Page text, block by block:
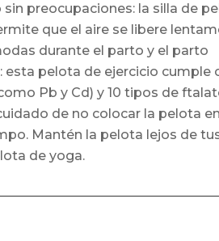
preocupaciones: la silla de
que el aire se libere
durante el parto y el parto
esta pelota de ejercicio
Pb y Cd) y 10 tipos de
de no colocar la pelota
Mantén la pelota lejos de
de yoga.